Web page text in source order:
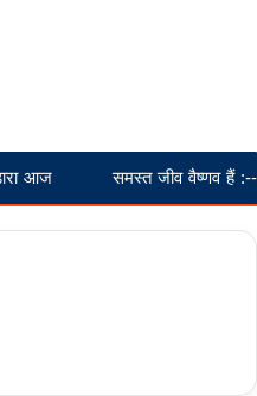
समस्त जीव वैष्णव हैं :-- स्वामी